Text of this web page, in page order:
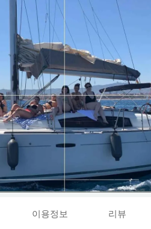
이용정보 리뷰